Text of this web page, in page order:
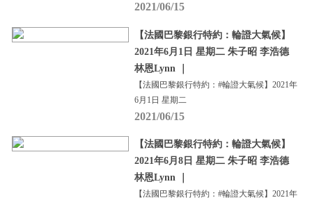
2021/06/15
【法國巴黎銀行特約：輪證大氣候】
2021年6月1日 星期二 朱子昭 李浩德
林恩Lynn ｜
【法國巴黎銀行特約：#輪證大氣候】2021年
6月1日 星期二
2021/06/15
【法國巴黎銀行特約：輪證大氣候】
2021年6月8日 星期二 朱子昭 李浩德
林恩Lynn ｜
【法國巴黎銀行特約：#輪證大氣候】2021年